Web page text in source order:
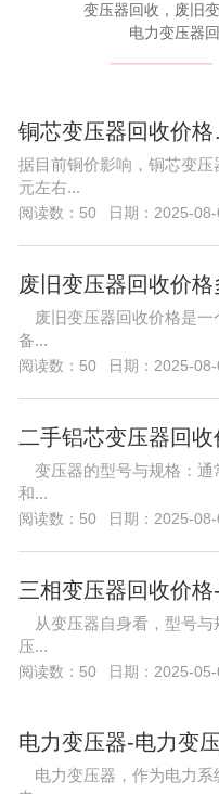
变压器回收，废旧
电力变压器
铜芯变压器回收价
据目前铜价影响，铜芯变
元左右...
阅读数：50 日期：2025-
废旧变压器回收价
废旧变压器回收价格是一
备...
阅读数：50 日期：2025-
二手铝芯变压器回
变压器的型号与规格：通
和...
阅读数：50 日期：2025-
三相变压器回收价
从变压器自身看，型号与
压...
阅读数：50 日期：2025-
电力变压器-电力变
电力变压器，作为电力系